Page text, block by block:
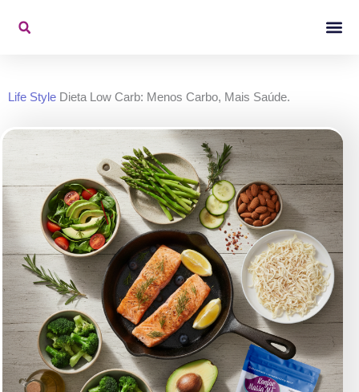
para
Life Style Dieta Low Carb: Menos Carbo, Mais Saúde.